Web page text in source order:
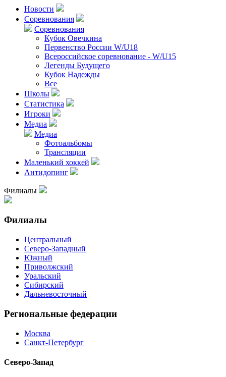
Новости
Соревнования
Соревнования
Кубок Овечкина
Первенство России W/U18
Всероссийское соревнование - W/U15
Легенды Будущего
Кубок Надежды
Все
Школы
Статистика
Игроки
Медиа
Медиа
Фотоальбомы
Трансляции
Маленький хоккей
Антидопинг
Филиалы
Филиалы
Центральный
Северо-Западный
Южный
Приволжский
Уральский
Сибирский
Дальневосточный
Региональные федерации
Москва
Санкт-Петербург
Северо-Запад